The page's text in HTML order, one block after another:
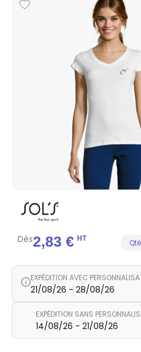
Dès2,83 € HT
EXPÉDITION AVEC
21/08/26 - 28/08/26
EXPÉDITION SANS
14/08/26 - 21/08/26